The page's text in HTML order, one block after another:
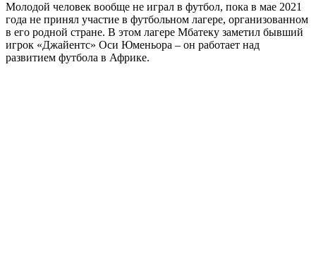
Молодой человек вообще не играл в футбол, пока в мае 2021
года не принял участие в футбольном лагере, организованном
в его родной стране. В этом лагере Мбатеку заметил бывший
игрок «Джайентс» Оси Юменьора – он работает над
развитием футбола в Африке.